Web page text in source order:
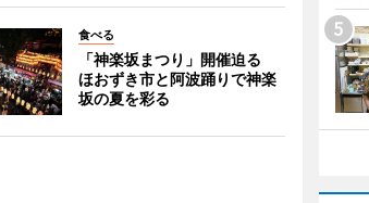
食べる
「神楽坂まつり」開催迫る
ほおずき市と阿波踊りで神楽
坂の夏を彩る